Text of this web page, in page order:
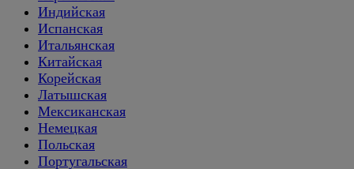
Индийская
Испанская
Итальянская
Китайская
Корейская
Латышская
Мексиканская
Немецкая
Польская
Португальская